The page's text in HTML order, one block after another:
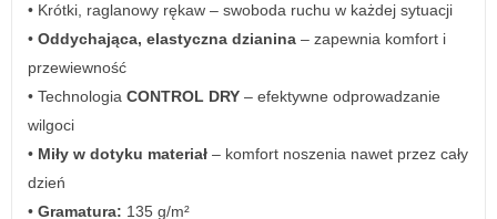
• Krótki, raglanowy rękaw – swoboda ruchu w każdej sytuacji
• Oddychająca, elastyczna dzianina – zapewnia komfort i
przewiewność
• Technologia CONTROL DRY – efektywne odprowadzanie
wilgoci
• Miły w dotyku materiał – komfort noszenia nawet przez cały
dzień
• Gramatura: 135 g/m²